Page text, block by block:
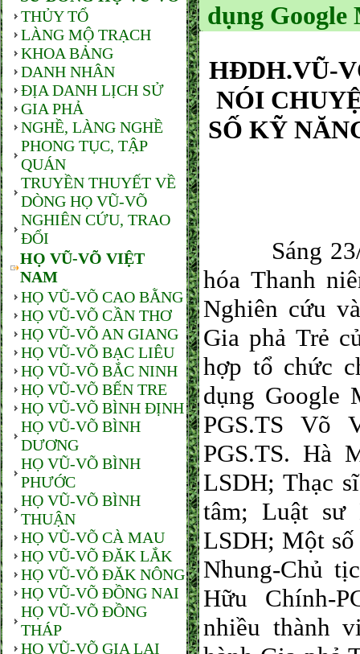
THỦY TỔ
LÀNG MỘ TRẠCH
KHOA BẢNG
DANH NHÂN
ĐỊA DANH LỊCH SỬ
GIA PHẢ
NGHỀ, LÀNG NGHỀ
PHONG TỤC, TẬP
QUÁN
TRUYỀN THUYẾT VỀ
DÒNG HỌ VŨ-VÕ
NGHIÊN CỨU, TRAO
ĐỔI
HỌ VŨ-VÕ VIỆT
NAM
HỌ VŨ-VÕ CAO BẰNG
HỌ VŨ-VÕ CẦN THƠ
HỌ VŨ-VÕ AN GIANG
HỌ VŨ-VÕ BẠC LIÊU
HỌ VŨ-VÕ BẮC NINH
HỌ VŨ-VÕ BẾN TRE
HỌ VŨ-VÕ BÌNH ĐỊNH
HỌ VŨ-VÕ BÌNH
DƯƠNG
HỌ VŨ-VÕ BÌNH
PHƯỚC
HỌ VŨ-VÕ BÌNH
THUẬN
HỌ VŨ-VÕ CÀ MAU
HỌ VŨ-VÕ ĐĂK LẮK
HỌ VŨ-VÕ ĐĂK NÔNG
HỌ VŨ-VÕ ĐỒNG NAI
HỌ VŨ-VÕ ĐỒNG
THÁP
HỌ VŨ-VÕ GIA LAI
dụng Google
HĐDH.VŨ-
NÓI
SỐ KỸ
Sáng 23/9/
hóa Thanh
Nghiên cứu
Gia phả Trẻ
hợp tổ chức
dụng Google
PGS.TS Võ
PGS.TS. Hà
LSDH; Thạc
tâm; Luật sư
LSDH; Một
Nhung-Chủ
Hữu Chính-
nhiều thành